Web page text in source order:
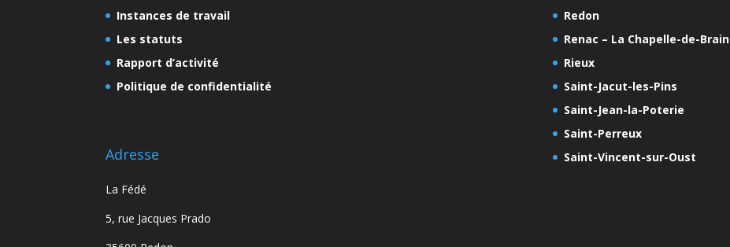
Instances de travail
Les statuts
Rapport d’activité
Politique de confidentialité
Adresse
La Fédé
5, rue Jacques Prado
Redon
Renac – La Chapelle-de-Brain
Rieux
Saint-Jacut-les-Pins
Saint-Jean-la-Poterie
Saint-Perreux
Saint-Vincent-sur-Oust